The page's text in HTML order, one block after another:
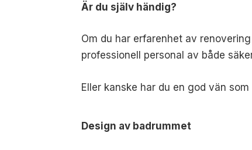
Är du själv händig?
Om du har erfarenhet av
professionell personal av både
Eller kanske har du en god vän
Design av badrummet